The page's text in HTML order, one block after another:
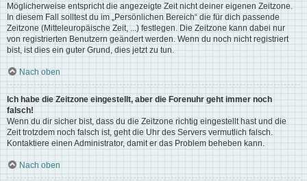
Möglicherweise entspricht die angezeigte Zeit nicht deiner eigenen Zeitzone.
In diesem Fall solltest du im „Persönlichen Bereich“ die für dich passende
Zeitzone (Mitteleuropäische Zeit, ...) festlegen. Die Zeitzone kann dabei nur
von registrierten Benutzern geändert werden. Wenn du noch nicht registriert
bist, ist dies ein guter Grund, dies jetzt zu tun.
Nach oben
Ich habe die Zeitzone eingestellt, aber die Forenuhr geht immer noch
falsch!
Wenn du dir sicher bist, dass du die Zeitzone richtig eingestellt hast und die
Zeit trotzdem noch falsch ist, geht die Uhr des Servers vermutlich falsch.
Kontaktiere einen Administrator, damit er das Problem beheben kann.
Nach oben